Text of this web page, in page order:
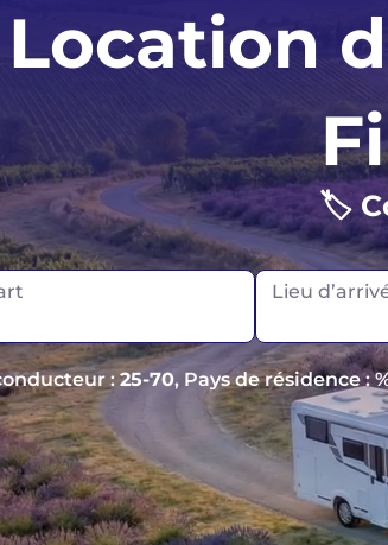
Montréal Écosse
Norvège
Location
🏷️
Lieu
: 25-70, Pays de résidence :